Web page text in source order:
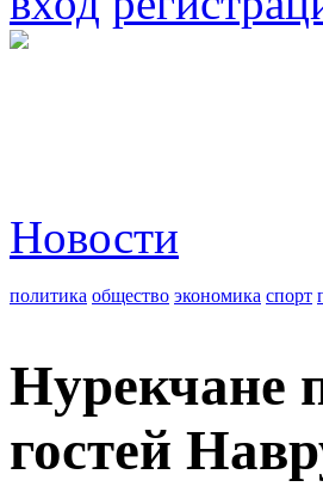
Новости
политика общество экономика спорт
Нурекчане
гостей